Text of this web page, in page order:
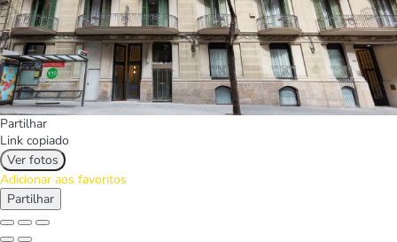
Partilhar
Link copiado
Ver fotos
Adicionar aos favoritos
Partilhar